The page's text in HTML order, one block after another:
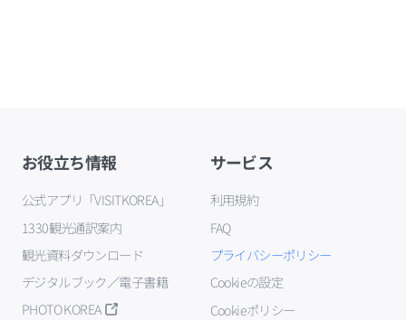
お役立ち情報
公式アプリ「VISITKOREA」
1330観光通訳案内
観光資料ダウンロード
デジタルブック／電子書籍
PHOTO KOREA
サービス
利用規約
FAQ
プライバシーポリシー
Cookieの設定
Cookieポリシー